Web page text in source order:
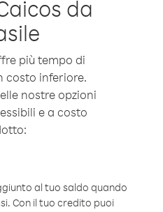
da
più tempo di
costo inferiore.
nostre opzioni
e a costo
al tuo saldo quando
Con il tuo credito puoi